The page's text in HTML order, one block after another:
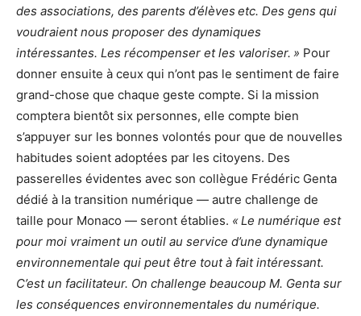
des associations, des parents d’élèves etc. Des gens qui
voudraient nous proposer des dynamiques
intéressantes. Les récompenser et les valoriser. » Pour
donner ensuite à ceux qui n’ont pas le sentiment de faire
grand-chose que chaque geste compte. Si la mission
comptera bientôt six personnes, elle compte bien
s’appuyer sur les bonnes volontés pour que de nouvelles
habitudes soient adoptées par les citoyens. Des
passerelles évidentes avec son collègue Frédéric Genta
dédié à la transition numérique — autre challenge de
taille pour Monaco — seront établies. « Le numérique est
pour moi vraiment un outil au service d’une dynamique
environnementale qui peut être tout à fait intéressant.
C’est un facilitateur. On challenge beaucoup M. Genta sur
les conséquences environnementales du numérique.